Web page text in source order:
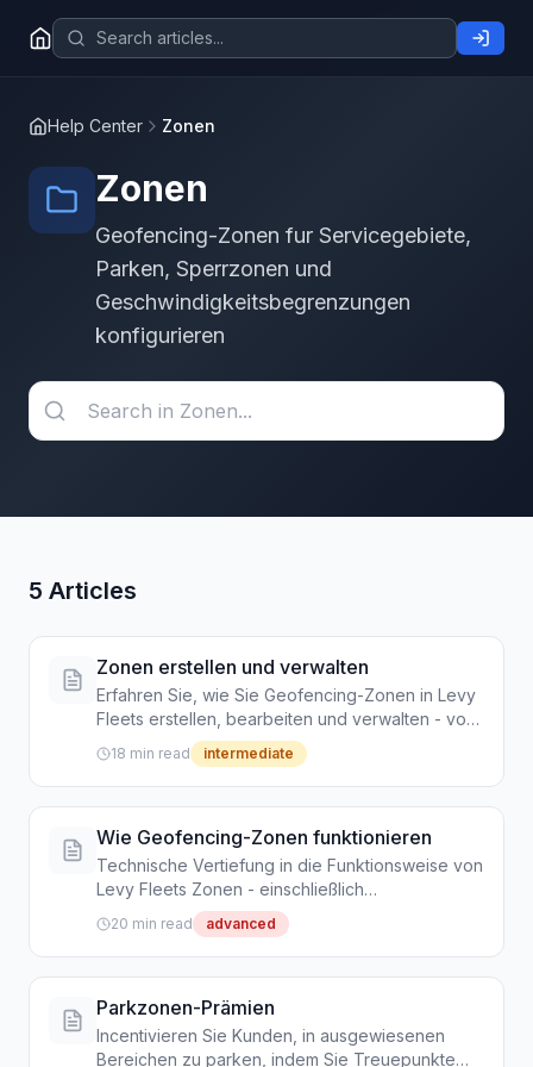
Help Center Zonen
Zonen
Geofencing-Zonen fur Servicegebiete,
Parken, Sperrzonen und
Geschwindigkeitsbegrenzungen
konfigurieren
5 Articles
Zonen erstellen und verwalten
Erfahren Sie, wie Sie Geofencing-Zonen in Levy
Fleets erstellen, bearbeiten und verwalten - von
Parkbereichen bis zu Sperrzonen und
Geschwindigkeitsbegrenzungen
18 min read intermediate
Wie Geofencing-Zonen funktionieren
Technische Vertiefung in die Funktionsweise von
Levy Fleets Zonen - einschließlich
Durchsetzungspipelines, Fahrtvalidierung, GPS-
Überlegungen und Echtzeitbenachrichtigungen
20 min read advanced
Parkzonen-Prämien
Incentivieren Sie Kunden, in ausgewiesenen
Bereichen zu parken, indem Sie Treuepunkte